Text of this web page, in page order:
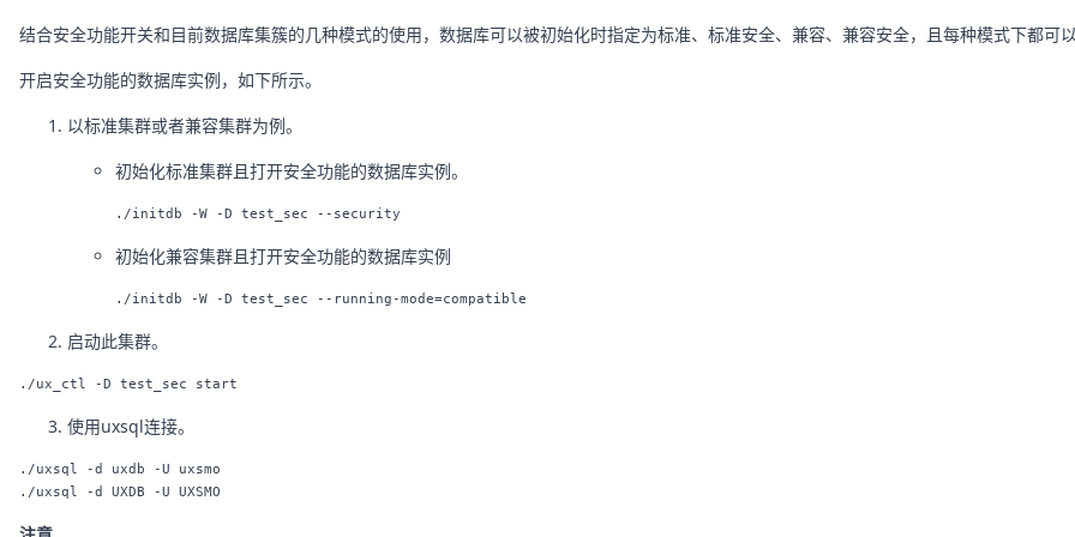
结合安全功能开关和目前数据库集簇的几种模式的使用，数据库可以被初始化时指定为标准、标准安全、兼容、兼容安全，且每种模式下都可
开启安全功能的数据库实例，如下所示。
以标准集群或者兼容集群为例。
初始化标准集群且打开安全功能的数据库实例。
初始化兼容集群且打开安全功能的数据库实例
启动此集群。
使用uxsql连接。
./uxsql -d uxdb -U uxsmo